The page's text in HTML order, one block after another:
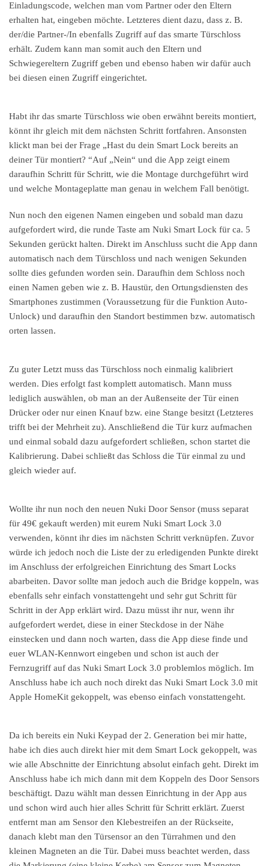
Einladungscode, welchen man vom Partner oder den Eltern
erhalten hat, eingeben möchte. Letzteres dient dazu, dass z. B.
der/die Partner-/In ebenfalls Zugriff auf das smarte Türschloss
erhält. Zudem kann man somit auch den Eltern und
Schwiegereltern Zugriff geben und ebenso haben wir dafür auch
bei diesen einen Zugriff eingerichtet.
Habt ihr das smarte Türschloss wie oben erwähnt bereits montiert,
könnt ihr gleich mit dem nächsten Schritt fortfahren. Ansonsten
klickt man bei der Frage „Hast du dein Smart Lock bereits an
deiner Tür montiert? “Auf „Nein“ und die App zeigt einem
daraufhin Schritt für Schritt, wie die Montage durchgeführt wird
und welche Montageplatte man genau in welchem Fall benötigt.
Nun noch den eigenen Namen eingeben und sobald man dazu
aufgefordert wird, die runde Taste am Nuki Smart Lock für ca. 5
Sekunden gerückt halten. Direkt im Anschluss sucht die App dann
automatisch nach dem Türschloss und nach wenigen Sekunden
sollte dies gefunden worden sein. Daraufhin dem Schloss noch
einen Namen geben wie z. B. Haustür, den Ortungsdiensten des
Smartphones zustimmen (Voraussetzung für die Funktion Auto-
Unlock) und daraufhin den Standort bestimmen bzw. automatisch
orten lassen.
Zu guter Letzt muss das Türschloss noch einmalig kalibriert
werden. Dies erfolgt fast komplett automatisch. Mann muss
lediglich auswählen, ob man an der Außenseite der Tür einen
Drücker oder nur einen Knauf bzw. eine Stange besitzt (Letzteres
trifft bei der Mehrheit zu). Anschließend die Tür kurz aufmachen
und einmal sobald dazu aufgefordert schließen, schon startet die
Kalibrierung. Dabei schließt das Schloss die Tür einmal zu und
gleich wieder auf.
Wollte ihr nun noch den neuen Nuki Door Sensor (muss separat
für 49€ gekauft werden) mit eurem Nuki Smart Lock 3.0
verwenden, könnt ihr dies im nächsten Schritt verknüpfen. Zuvor
würde ich jedoch noch die Liste der zu erledigenden Punkte direkt
im Anschluss der erfolgreichen Einrichtung des Smart Locks
abarbeiten. Davor sollte man jedoch auch die Bridge koppeln, was
ebenfalls sehr einfach vonstattengeht und sehr gut Schritt für
Schritt in der App erklärt wird. Dazu müsst ihr nur, wenn ihr
aufgefordert werdet, diese in einer Steckdose in der Nähe
einstecken und dann noch warten, dass die App diese finde und
euer WLAN-Kennwort eingeben und schon ist auch der
Fernzugriff auf das Nuki Smart Lock 3.0 problemlos möglich. Im
Anschluss habe ich auch noch direkt das Nuki Smart Lock 3.0 mit
Apple HomeKit gekoppelt, was ebenso einfach vonstattengeht.
Da ich bereits ein Nuki Keypad der 2. Generation bei mir hatte,
habe ich dies auch direkt hier mit dem Smart Lock gekoppelt, was
wie alle Abschnitte der Einrichtung absolut einfach geht. Direkt im
Anschluss habe ich mich dann mit dem Koppeln des Door Sensors
beschäftigt. Dazu wählt man dessen Einrichtung in der App aus
und schon wird auch hier alles Schritt für Schritt erklärt. Zuerst
entfernt man am Sensor den Klebestreifen an der Rückseite,
danach klebt man den Türsensor an den Türrahmen und den
kleinen Magneten an die Tür. Dabei muss beachtet werden, dass